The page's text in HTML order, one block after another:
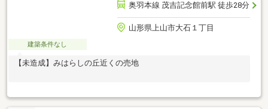
奥羽本線 茂吉記念館前駅 徒歩28分
山形県上山市大石１丁目
建築条件なし
【未造成】みはらしの丘近くの売地